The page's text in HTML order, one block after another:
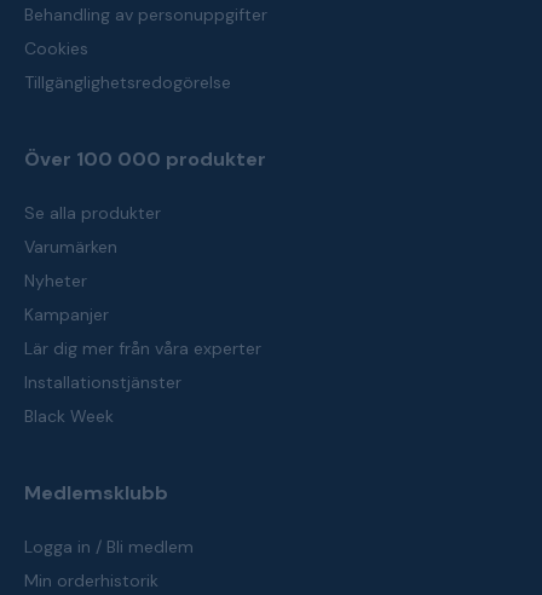
Behandling av personuppgifter
Cookies
Tillgänglighetsredogörelse
Över 100 000 produkter
Se alla produkter
Varumärken
Nyheter
Kampanjer
Lär dig mer från våra experter
Installationstjänster
Black Week
Medlemsklubb
Logga in / Bli medlem
Min orderhistorik